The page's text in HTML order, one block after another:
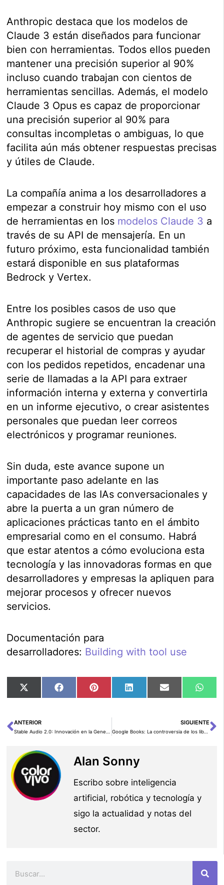
Anthropic destaca que los modelos de
Claude 3 están diseñados para funcionar
bien con herramientas. Todos ellos pueden
mantener una precisión superior al 90%
incluso cuando trabajan con cientos de
herramientas sencillas. Además, el modelo
Claude 3 Opus es capaz de proporcionar
una precisión superior al 90% para
consultas incompletas o ambiguas, lo que
facilita aún más obtener respuestas precisas
y útiles de Claude.
La compañía anima a los desarrolladores a
empezar a construir hoy mismo con el uso
de herramientas en los modelos Claude 3 a
través de su API de mensajería. En un
futuro próximo, esta funcionalidad también
estará disponible en sus plataformas
Bedrock y Vertex.
Entre los posibles casos de uso que
Anthropic sugiere se encuentran la creación
de agentes de servicio que puedan
recuperar el historial de compras y ayudar
con los pedidos repetidos, encadenar una
serie de llamadas a la API para extraer
información interna y externa y convertirla
en un informe ejecutivo, o crear asistentes
personales que puedan leer correos
electrónicos y programar reuniones.
Sin duda, este avance supone un
importante paso adelante en las
capacidades de las IAs conversacionales y
abre la puerta a un gran número de
aplicaciones prácticas tanto en el ámbito
empresarial como en el consumo. Habrá
que estar atentos a cómo evoluciona esta
tecnología y las innovadoras formas en que
desarrolladores y empresas la apliquen para
mejorar procesos y ofrecer nuevos
servicios.
Documentación para
desarrolladores: Building with tool use
Compartir
en
X
Compartir
en
FacebookCompartir
en
PinterestCompartir
en
LinkedInCompartir
en
Email
en
Ant
ANTERIOR
Stable Audio 2.0: Innovación en la Generación de Audio IA de Stability AI
SIGUIENTE
Google Books: La controversia de los libros generados por IA
Alan Sonny
Escribo sobre inteligencia
artificial, robótica y tecnología y
sigo la actualidad y notas del
sector.